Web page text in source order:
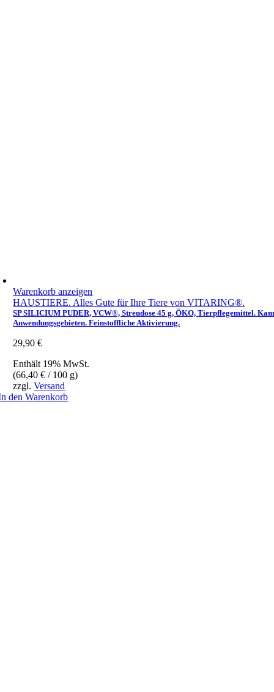
Warenkorb anzeigen
HAUSTIERE. Alles Gute für Ihre Tiere von VITARING®.
SP SILICIUM PUDER, VCW®, Streudose 45 g, ÖKO, Tierpflegemittel.
Anwendungsgebieten. Feinstoffliche Aktivierung.
29,90€
Enthält 19% MwSt.
(66,40€ / 100 g)
zzgl.Versand
den Warenkorb